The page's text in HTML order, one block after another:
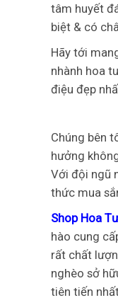
tâm huyết
biệt & có
Hãy tới
nhành hoa
điệu đẹp
Chúng bên
hưởng
Với đội ngũ
thức mua
Shop Hoa
hào cung
rất chất
nghèo sở
tiên tiến